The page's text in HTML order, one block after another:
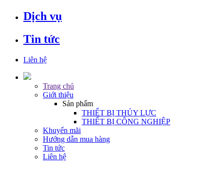
Dịch vụ
Tin tức
Liên hệ
Trang chủ
Giới thiệu
Sản phẩm
THIẾT BỊ THỦY LỰC
THIẾT BỊ CÔNG NGHIỆP
Khuyến mãi
Hướng dẫn mua hàng
Tin tức
Liên hệ